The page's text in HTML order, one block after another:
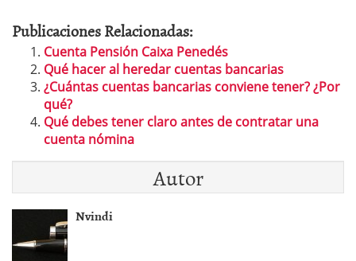
Publicaciones Relacionadas:
Cuenta Pensión Caixa Penedés
Qué hacer al heredar cuentas bancarias
¿Cuántas cuentas bancarias conviene tener? ¿Por
qué?
Qué debes tener claro antes de contratar una
cuenta nómina
Autor
Nvindi